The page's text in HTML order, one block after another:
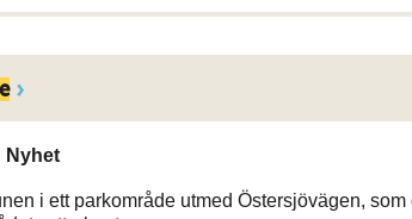
Nyhet
i ett parkområde utmed Östersjövägen,